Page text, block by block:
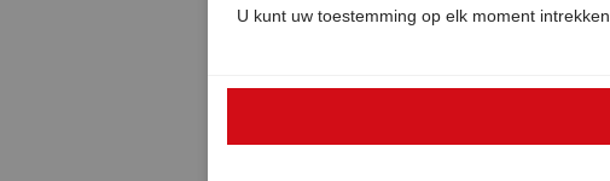
U kunt uw toestemming op elk moment intrekken.